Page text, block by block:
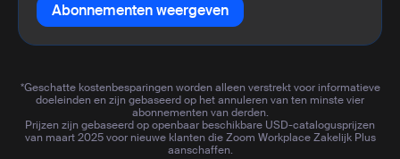
Abonnementen weergeven
*Geschatte kostenbesparingen worden alleen verstrekt voor informatieve
doeleinden en zijn gebaseerd op het annuleren van ten minste vier
abonnementen van derden.
Prijzen zijn gebaseerd op openbaar beschikbare USD-catalogusprijzen
van maart 2025 voor nieuwe klanten die Zoom Workplace Zakelijk Plus
aanschaffen.